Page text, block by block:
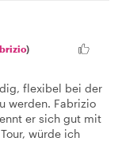
)
flexibel bei der
werden. Fabrizio
er sich gut mit
würde ich